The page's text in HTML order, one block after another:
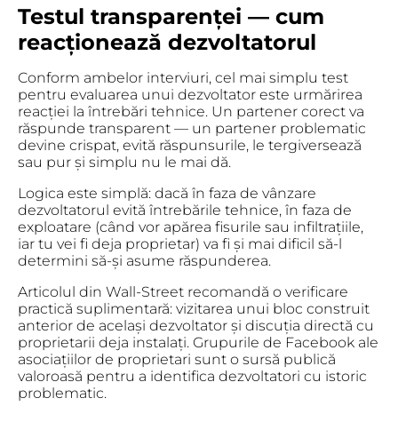
Testul transparenței — cum
reacționează dezvoltatorul
Conform ambelor interviuri, cel mai simplu test
pentru evaluarea unui dezvoltator este urmărirea
reacției la întrebări tehnice. Un partener corect va
răspunde transparent — un partener problematic
devine crispat, evită răspunsurile, le tergiversează
sau pur și simplu nu le mai dă.
Logica este simplă: dacă în faza de vânzare
dezvoltatorul evită întrebările tehnice, în faza de
exploatare (când vor apărea fisurile sau infiltrațiile,
iar tu vei fi deja proprietar) va fi și mai dificil să-l
determini să-și asume răspunderea.
Articolul din Wall-Street recomandă o verificare
practică suplimentară: vizitarea unui bloc construit
anterior de același dezvoltator și discuția directă cu
proprietarii deja instalați. Grupurile de Facebook ale
asociațiilor de proprietari sunt o sursă publică
valoroasă pentru a identifica dezvoltatori cu istoric
problematic.